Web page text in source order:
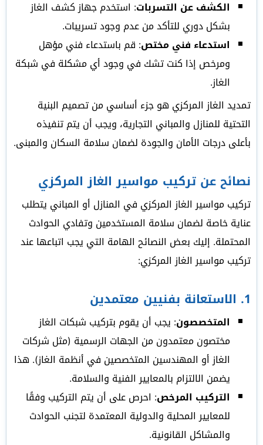
الكشف عن التسربات: استخدم جهاز كشف الغاز
بشكل دوري للتأكد من عدم وجود تسريبات.
استدعاء فني مختص: قم باستدعاء فني مؤهل
ومرخص إذا كنت تشك في وجود أي مشكلة في شبكة
الغاز.
تمديد الغاز المركزي هو جزء أساسي من تصميم البنية
التحتية للمنازل والمباني التجارية، ويجب أن يتم تنفيذه
بأعلى درجات الأمان والجودة لضمان سلامة السكان والمبنى.
نصائح عن تركيب مواسير الغاز المركزي
تركيب مواسير الغاز المركزي في المنازل أو المباني يتطلب
عناية خاصة لضمان سلامة المستخدمين وتفادي الحوادث
المحتملة. إليك بعض النصائح الهامة التي يجب اتباعها عند
تركيب مواسير الغاز المركزي:
1. الاستعانة بفنيين معتمدين
المتخصصون: يجب أن يقوم بتركيب شبكات الغاز
مختصون معتمدون من الجهات الرسمية (مثل شركات
الغاز أو المهندسين المتخصصين في أنظمة الغاز). هذا
يضمن الالتزام بالمعايير الفنية والسلامة.
التركيب المرخص: احرص على أن يتم التركيب وفقًا
للمعايير المحلية والدولية المعتمدة لتجنب الحوادث
والمشاكل القانونية.